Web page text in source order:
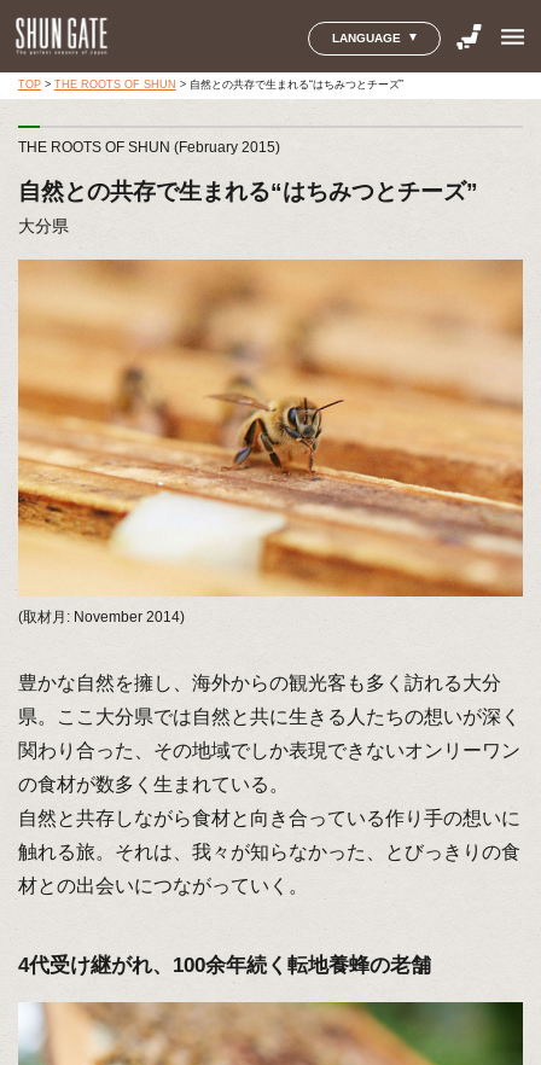
LANGUAGE menu
TOP> THE ROOTS OF SHUN > 自然との共存で生まれる“はちみつとチーズ”
THE ROOTS OF SHUN (February 2015)
自然との共存で生まれる“はちみつとチーズ”
大分県
(取材月: November 2014)
豊かな自然を擁し、海外からの観光客も多く訪れる大分
県。ここ大分県では自然と共に生きる人たちの想いが深く
関わり合った、その地域でしか表現できないオンリーワン
の食材が数多く生まれている。
自然と共存しながら食材と向き合っている作り手の想いに
触れる旅。それは、我々が知らなかった、とびっきりの食
材との出会いにつながっていく。
4代受け継がれ、100余年続く転地養蜂の老舗